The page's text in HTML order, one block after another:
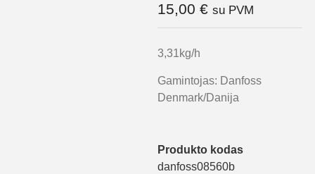
15,00 € su PVM
3,31kg/h
Gamintojas: Danfoss
Denmark/Danija
Produkto kodas
danfoss08560b